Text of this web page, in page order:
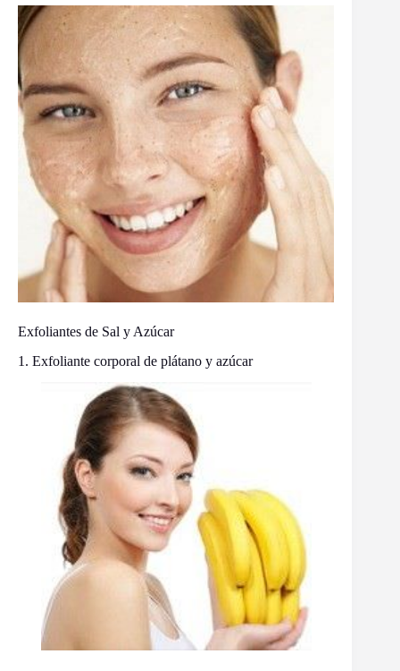
Exfoliantes de Sal y Azúcar
1. Exfoliante corporal de plátano y azúcar